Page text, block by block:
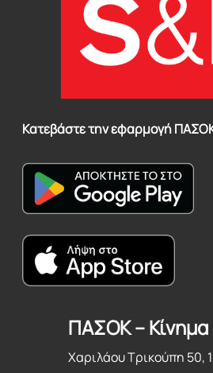
Κατεβάστε την εφαρμογή
ΠΑΣΟΚ –
Χαριλάου Τρικούπη 50,